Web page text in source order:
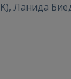
Ланида